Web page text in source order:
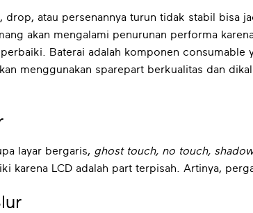
drop, atau persenannya turun tidak stabil bisa
akan mengalami penurunan performa
Baterai adalah komponen
menggunakan sparepart berkualitas dan
layar bergaris, ghost touch, no touch,
karena LCD adalah part terpisah. Artinya,